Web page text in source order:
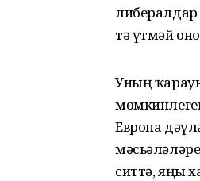
тә үтмәй
Уның
Европа
ситтә, яңы